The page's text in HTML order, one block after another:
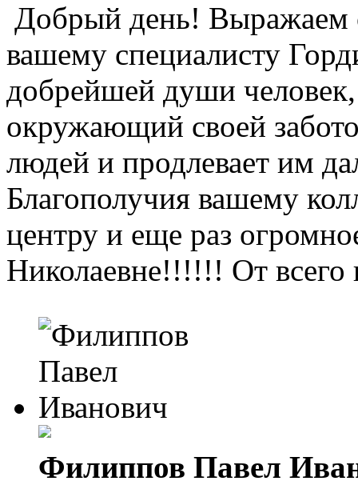
Добрый день! Выражаем
вашему специалисту
добрейшей души
окружающий своей
людей и продлевает им
Благополучия вашему
центру и еще раз
Николаевне!!!!!! От
Филиппов Павел